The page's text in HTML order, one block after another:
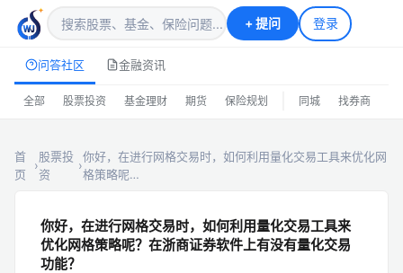
+提问 登录
问答社区 金融资讯
全部 股票投资 基金理财 期货 保险规划 同城 找券商
首
页
›
股票投
资
›
你好，在进行网格交易时，如何利用量化交易工具来优化网
格策略呢…
你好，在进行网格交易时，如何利用量化交易工具来
优化网格策略呢？在浙商证券软件上有没有量化交易
功能？